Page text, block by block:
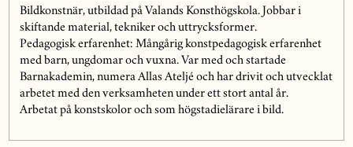
Bildkonstnär, utbildad på Valands Konsthögskola. Jobbar i
skiftande material, tekniker och uttrycksformer.
Pedagogisk erfarenhet: Mångårig konstpedagogisk erfarenhet
med barn, ungdomar och vuxna. Var med och startade
Barnakademin, numera Allas Ateljé och har drivit och utvecklat
arbetet med den verksamheten under ett stort antal år.
Arbetat på konstskolor och som högstadielärare i bild.